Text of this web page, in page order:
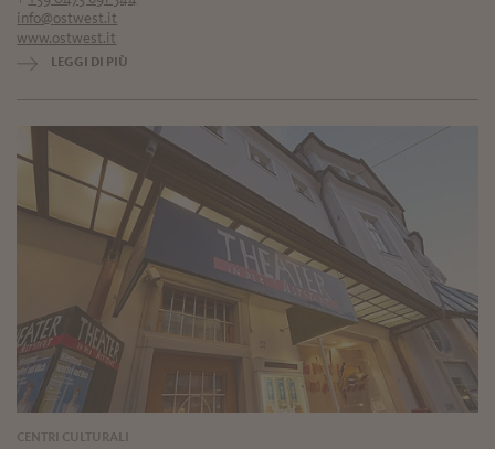
info@ostwest.it
www.ostwest.it
LEGGI DI PIÙ
CENTRI CULTURALI